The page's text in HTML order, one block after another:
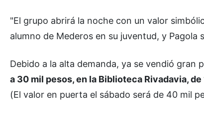
"El grupo abrirá la noche con un valor
alumno de Mederos en su juventud, y
Debido a la alta demanda, ya se vendió gran
a 30 mil pesos, en la Biblioteca Rivadavia, de
(El valor en puerta el sábado será de 40 mil